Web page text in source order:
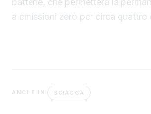
batterie, che permetterà la
a emissioni zero per circa quattro
ANCHE IN SCIACCA